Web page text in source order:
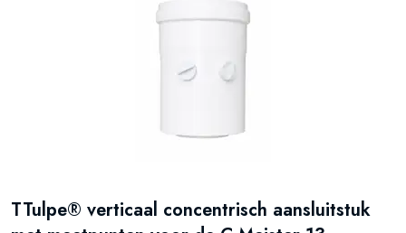
TTulpe® verticaal concentrisch aansluitstuk